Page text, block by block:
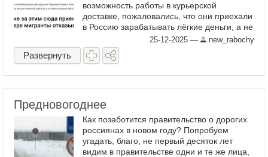
возможность работы в курьерской
доставке, пожаловались, что они приехали
в Россию зарабатывать лёгкие деньги, а не
работать дворниками, что их такая
ситуация не устраивает и они ...
25-12-2025 — new_rabochy
Развернуть
Предновогоднее
Как позаботится правительство о дорогих
россиянах в новом году? Попробуем
угадать, благо, не первый десяток лет
видим в правительстве одни и те же лица,